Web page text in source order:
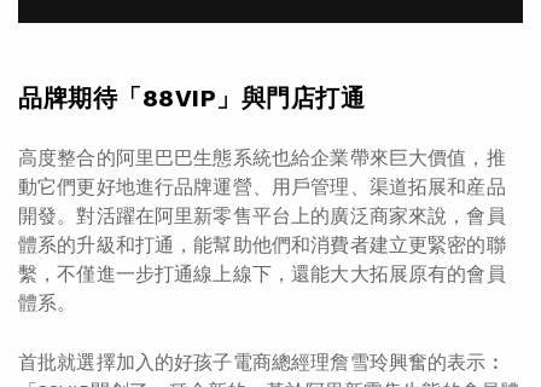
品牌期待「88VIP」與門店打通
高度整合的阿里巴巴生態系統也給企業帶來巨大價值，推
動它們更好地進行品牌運營、用戶管理、渠道拓展和産品
開發。對活躍在阿里新零售平台上的廣泛商家來說，會員
體系的升級和打通，能幫助他們和消費者建立更緊密的聯
繫，不僅進一步打通線上線下，還能大大拓展原有的會員
體系。
首批就選擇加入的好孩子電商總經理詹雪玲興奮的表示︰